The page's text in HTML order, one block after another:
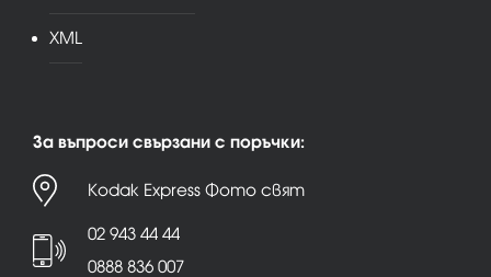
XML
За въпроси свързани с поръчки:
Kodak Express Фото свят
02 943 44 44
0888 836 007